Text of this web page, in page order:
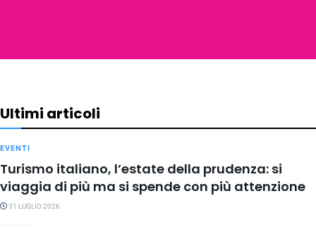
Ultimi articoli
EVENTI
Turismo italiano, l’estate della prudenza: si
viaggia di più ma si spende con più attenzione
31 LUGLIO 2026